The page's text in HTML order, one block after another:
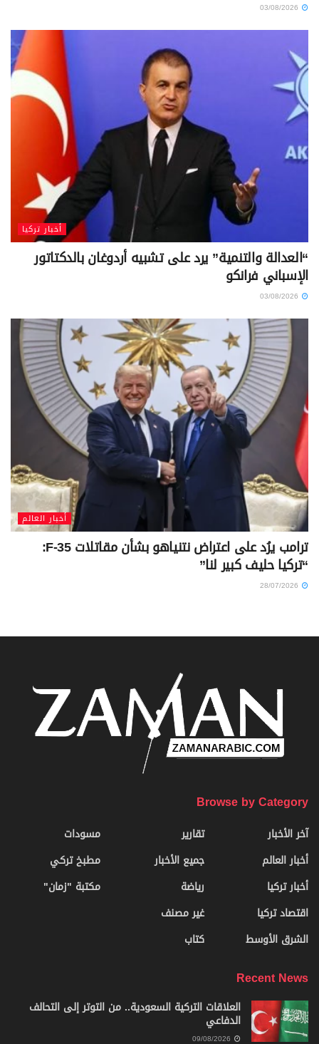
أخبار تركيا
“العدالة والتنمية” يرد على تشبيه أردوغان بالدكتاتور
الإسباني فرانكو
أخبار العالم
ترامب يرُد على اعتراض نتنياهو بشأن مقاتلات F-35:
“تركيا حليف كبير لنا”
Browse by Category
آخر الأخبار
أخبار العالم
أخبار تركيا
اقتصاد تركيا
الشرق الأوسط
تقارير
جميع الأخبار
رياضة
غير مصنف
كتاب
مسودات
مطبخ تركي
مكتبة "زمان"
Recent News
العلاقات التركية السعودية.. من التوتر إلى التحالف
الدفاعي